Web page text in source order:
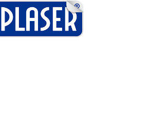
IMPLASER
Más información